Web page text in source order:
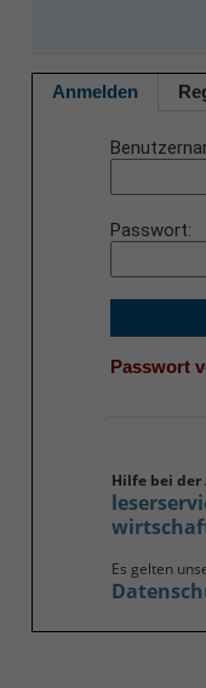
Anmelden
Passwort
Passwort
Hilfe bei der
Es gelten